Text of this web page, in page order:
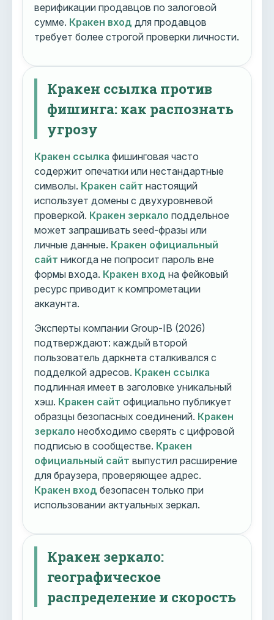
верификации продавцов по залоговой
сумме. Кракен вход для продавцов
требует более строгой проверки личности.
Кракен ссылка против
фишинга: как распознать
угрозу
Кракен ссылка фишинговая часто
содержит опечатки или нестандартные
символы. Кракен сайт настоящий
использует домены с двухуровневой
проверкой. Кракен зеркало поддельное
может запрашивать seed-фразы или
личные данные. Кракен официальный
сайт никогда не попросит пароль вне
формы входа. Кракен вход на фейковый
ресурс приводит к компрометации
аккаунта.
Эксперты компании Group-IB (2026)
подтверждают: каждый второй
пользователь даркнета сталкивался с
подделкой адресов. Кракен ссылка
подлинная имеет в заголовке уникальный
хэш. Кракен сайт официально публикует
образцы безопасных соединений. Кракен
зеркало необходимо сверять с цифровой
подписью в сообществе. Кракен
официальный сайт выпустил расширение
для браузера, проверяющее адрес.
Кракен вход безопасен только при
использовании актуальных зеркал.
Кракен зеркало:
географическое
распределение и скорость